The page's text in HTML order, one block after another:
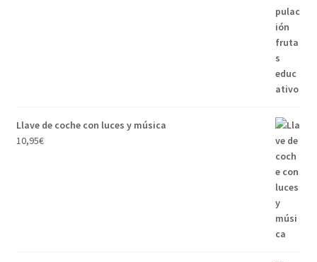
Llave de coche con luces y música
10,95€